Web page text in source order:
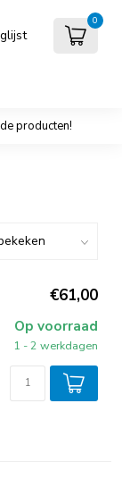
0
producten!
€61,00
Op voorraad
1 - 2 werkdagen